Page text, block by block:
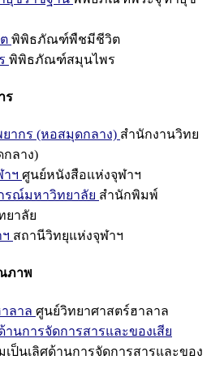
พิพิธภัณฑ์พืชมีชีวิต
พิพิธภัณฑ์สมุนไพร
ร
ากร (หอสมุดกลาง) สำนักงานวิทย
ลาง)
ฯ ศูนย์หนังสือแห่งจุฬาฯ
รณ์มหาวิทยาลัย สำนักพิมพ์
ยาลัย
สถานีวิทยุแห่งจุฬาฯ
ภาพ
ลาล ศูนย์วิทยาศาสตร์ฮาลาล
านการจัดการสารและของเสีย
ป็นเลิศด้านการจัดการสารและของ